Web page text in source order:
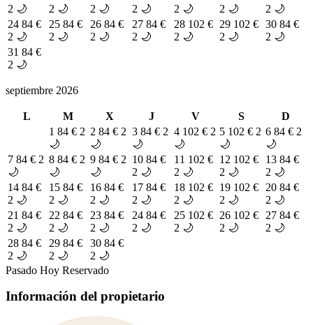
2 🌙
2 🌙
2 🌙
2 🌙
2 🌙
2 🌙
2 🌙
24 84 €
2 🌙
25 84 €
2 🌙
26 84 €
2 🌙
27 84 €
2 🌙
28 102 €
2 🌙
29 102 €
2 🌙
30 84 €
2 🌙
31 84 €
2 🌙
septiembre 2026
L M X J V S
D
1 84 € 2
🌙
2 84 € 2
🌙
3 84 € 2
🌙
4 102 € 2
🌙
5 102 € 2
🌙
6 84 € 2
🌙
7 84 € 2
🌙
8 84 € 2
🌙
9 84 € 2
🌙
10 84 €
2 🌙
11 102 €
2 🌙
12 102 €
2 🌙
13 84 €
2 🌙
14 84 €
2 🌙
15 84 €
2 🌙
16 84 €
2 🌙
17 84 €
2 🌙
18 102 €
2 🌙
19 102 €
2 🌙
20 84 €
2 🌙
21 84 €
2 🌙
22 84 €
2 🌙
23 84 €
2 🌙
24 84 €
2 🌙
25 102 €
2 🌙
26 102 €
2 🌙
27 84 €
2 🌙
28 84 €
2 🌙
29 84 €
2 🌙
30 84 €
2 🌙
Pasado Hoy Reservado
Información del propietario